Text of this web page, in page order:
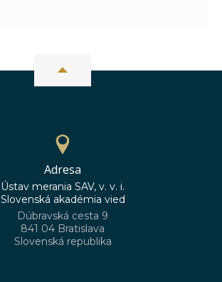
Adresa
Ústav merania SAV, v. v. i.
Slovenská akadémia vied
Dúbravská cesta 9
841 04 Bratislava
Slovenská republika